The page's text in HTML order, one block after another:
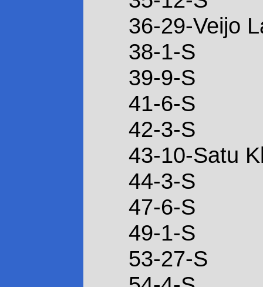
36-29-Veijo
38-1-S
39-9-S
41-6-S
42-3-S
43-10-Satu
44-3-S
47-6-S
49-1-S
53-27-S